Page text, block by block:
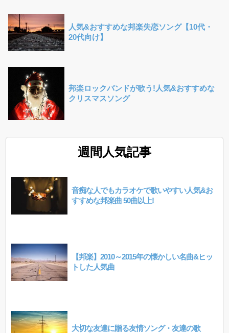
人気&おすすめな邦楽失恋ソング【10代・
20代向け】
邦楽ロックバンドが歌う!人気&おすすめな
クリスマスソング
週間人気記事
音痴な人でもカラオケで歌いやすい人気&お
すすめな邦楽曲 50曲以上!
【邦楽】2010～2015年の懐かしい名曲&ヒッ
トした人気曲
大切な友達に贈る友情ソング・友達の歌